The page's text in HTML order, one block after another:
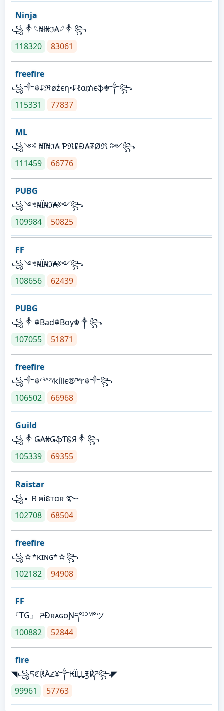
Ninja
꧁⁣༒𓆩₦ł₦ℑ₳𓆪༒꧂
118320
83061
freefire
꧁༒☬₣ℜøźєη•₣ℓα₥єֆ☬༒꧂
115331
77837
ML
꧁༺ ₦Ї₦ℑ₳ ƤℜɆĐ₳₮Øℜ ༻꧂
111459
66776
PUBG
꧁༺₦Ї₦ℑ₳༻꧂
109984
50825
FF
꧁༺₦Ї₦ℑ₳༻꧂
108656
62439
PUBG
꧁༒☬Bad☬Boy☬༒꧂
107055
51871
freefire
꧁༒☬ᶜᴿᴬᶻᵞkíllє®™r☬༒꧂
106502
66968
Guild
꧁༒Ǥ₳₦ǤֆƬᏋЯ༒꧂
105339
69355
Raistar
꧁▪ ＲคᎥនтαʀ ࿐
102708
68504
freefire
꧁☆*κɪɴɢ*☆꧂
102182
94908
FF
『TG』 ཌĐʀᴀɢᴏƝད°ᴵᴰᴹ°ツ
100882
52844
fire
◥꧁དℭ℟Åℤ¥༒₭ÏḼḼ℥℟ཌ꧂◤
99961
57763